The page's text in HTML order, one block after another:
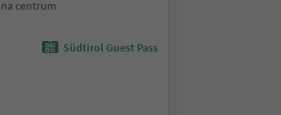
centrum
Südtirol Guest Pass